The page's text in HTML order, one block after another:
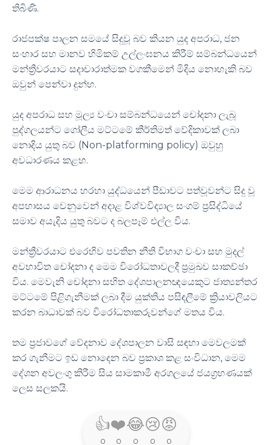
තිබිණි.
රාජපක්ෂ පාලන සමයේ සිදුවූ බව කියන යුද අපරාධ, ජන
සංහාර සහ මානව හිමිකම් උල්ලංඝනය කිරීම් සම්බන්ධයෙන්
මන්ත්‍රීවරයාට සදාචාරාත්මක වගකීමෙන් මිදිය නොහැකි බව
ඔවුන් පෙන්වා දුන්හ.
යුද අපරාධ සහ මූල්‍ය වංචා සම්බන්ධයෙන් චෝදනා ලැබූ
පුද්ගලයන්ට ගෝලීය මට්ටමේ කීර්තිමත් වේදිකාවක් ලබා
නොදිය යුතු බව (Non-platforming policy) ඔවුහු
අවධාරණය කළහ.
මෙම ආරාධනය හරහා යුද්ධයෙන් පීඩාවට පත්වූවන්ට සිදු වූ
අපහාසය වෙනුවෙන් අදාළ විශ්වවිද්‍යාල සංගම් ප්‍රසිද්ධියේ
සමාව අයැදිය යුතු බවට ද බලපෑම් එල්ල විය.
මන්ත්‍රීවරයාට එරෙහිව පවතින නීති විභාග වංචා සහ මුදල්
අවභාවිත චෝදනා ද මෙම විරෝධතාවලදී ප්‍රමුඛව සාකච්ඡා
විය. මෙවැනි චෝදනා සහිත දේශපාලනඥයෙකුට ජාත්‍යන්තර
මට්ටමේ පිළිගැනීමක් ලබා දීම යුක්තිය පසිඳලීමේ ක්‍රියාවලියට
කරන බාධාවක් බව විරෝධතාකරුවන්ගේ මතය විය.
තම ප්‍රජාවගේ වේදනාව දේශපාලන වාසි සඳහා මෙවලමක්
කර ගැනීමට ඉඩ නොදෙන බව ප්‍රකාශ කළ සංවිධාන, මෙම
දේශන අවලංගු කිරීම සිය සාමකාමී අරගලයේ ජයග්‍රහණයක්
ලෙස සලකයි.
👍
0
❤️
0
😂
0
😢
0
😡
0